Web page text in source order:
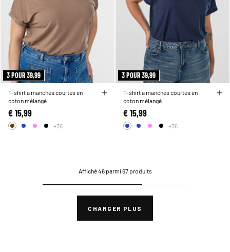
3 POUR 39,99
T-shirt à manches courtes en
coton mélangé
€ 15,99
+36
3 POUR 39,99
T-shirt à manches courtes en
coton mélangé
€ 15,99
+36
Affiché 46 parmi 67 produits
CHARGER PLUS